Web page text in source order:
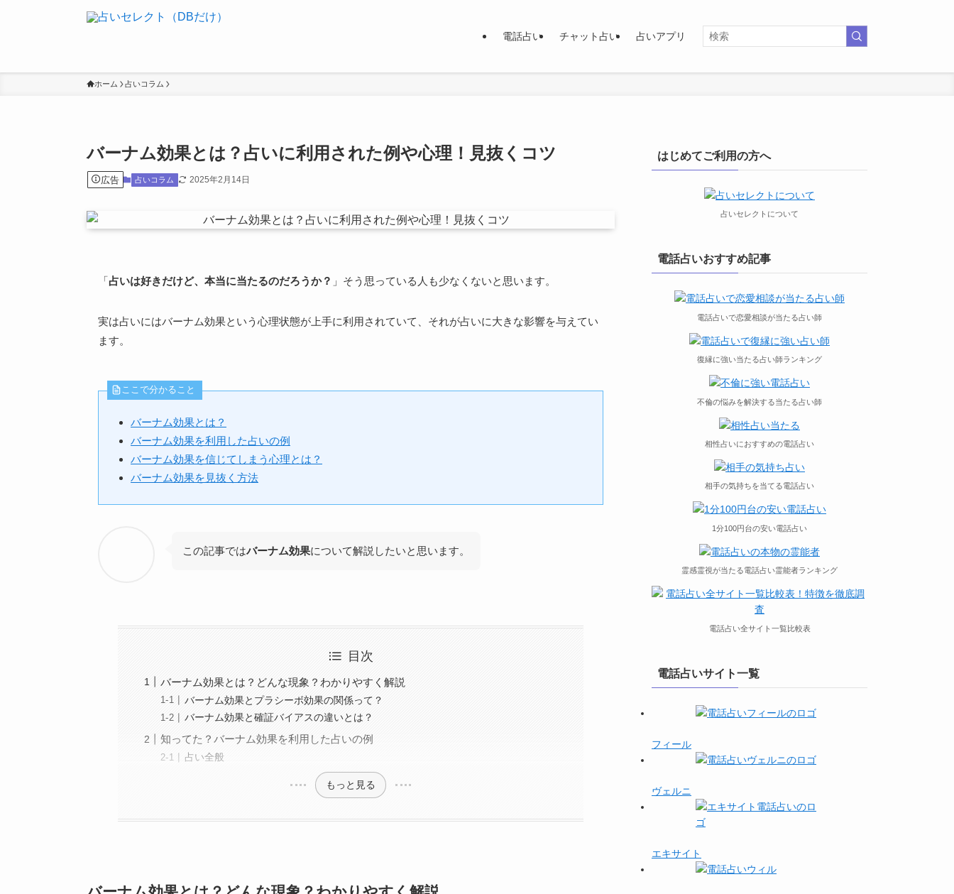
電話占い チャット占い 占いアプリ
ホーム 占いコラム
バーナム効果とは？占いに利用された例や心理！見抜くコツ
広告 占いコラム 2025年2月14日
「占いは好きだけど、本当に当たるのだろうか？ 」そう思っている人も少なくないと思います。
実は占いにはバーナム効果という心理状態が上手に利用されていて、それが占いに大きな影響を与えてい
ます。
ここで分かること
バーナム効果とは？
バーナム効果を利用した占いの例
バーナム効果を信じてしまう心理とは？
バーナム効果を見抜く方法
この記事ではバーナム効果について解説したいと思います。
目次
バーナム効果とは？どんな現象？わかりやすく解説
バーナム効果とプラシーボ効果の関係って？
バーナム効果と確証バイアスの違いとは？
知ってた？バーナム効果を利用した占いの例
占い全般
もっと見る
はじめてご利用の方へ
占いセレクトについて
電話占いおすすめ記事
電話占いで恋愛相談が当たる占い師
復縁に強い当たる占い師ランキング
不倫の悩みを解決する当たる占い師
相性占いにおすすめの電話占い
相手の気持ちを当てる電話占い
1分100円台の安い電話占い
霊感霊視が当たる電話占い霊能者ランキング
電話占い全サイト一覧比較表
電話占いサイト一覧
フィール
ヴェルニ
エキサイト